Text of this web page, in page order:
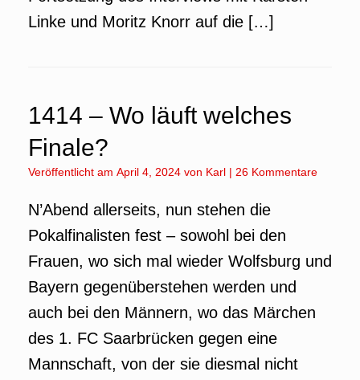
Linke und Moritz Knorr auf die […]
1414 – Wo läuft welches
Finale?
Veröffentlicht am April 4, 2024 von Karl | 26 Kommentare
N’Abend allerseits, nun stehen die
Pokalfinalisten fest – sowohl bei den
Frauen, wo sich mal wieder Wolfsburg und
Bayern gegenüberstehen werden und
auch bei den Männern, wo das Märchen
des 1. FC Saarbrücken gegen eine
Mannschaft, von der sie diesmal nicht